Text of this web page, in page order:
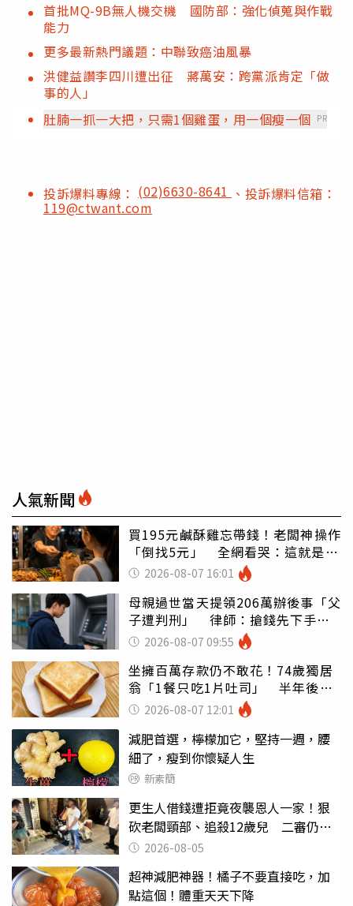
首批MQ-9B無人機交機 國防部：強化偵蒐與作戰
能力
更多最新熱門議題：中聯致癌油風暴
洪健益讚李四川遭出征 蔣萬安：跨黨派肯定「做
事的人」
肚腩一抓一大把，只需1個雞蛋，用一個瘦一個 PR
投訴爆料專線： (02)6630-8641 、投訴爆料信箱：
119@ctwant.com
人氣新聞
買195元鹹酥雞忘帶錢！老闆神操作
「倒找5元」 全網看哭：這就是台
灣 2026-08-07 16:01
母親過世當天提領206萬辦後事「父
子遭判刑」 律師：搶錢先下手是
罪 2026-08-07 09:55
坐擁百萬存款仍不敢花！74歲獨居
翁「1餐只吃1片吐司」 半年後暴
瘦嚇壞女兒
2026-08-07 12:01
減肥首選，檸檬加它，堅持一週，腰
細了，瘦到你懷疑人生
新素簡
更生人借錢遭拒竟夜襲恩人一家！狠
砍老闆頸部、追殺12歲兒 二審仍判9
年半2026-08-05
超神減肥神器！橘子不要直接吃，加
點這個！體重天天下降